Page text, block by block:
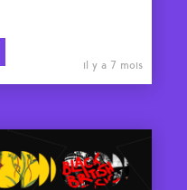
il y a 7 mois